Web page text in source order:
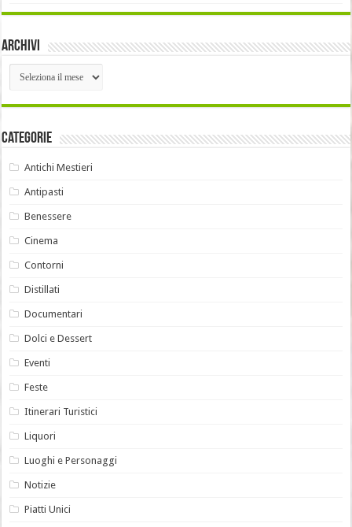
Archivi
Archivi
Categorie
Antichi Mestieri
Antipasti
Benessere
Cinema
Contorni
Distillati
Documentari
Dolci e Dessert
Eventi
Feste
Itinerari Turistici
Liquori
Luoghi e Personaggi
Notizie
Piatti Unici